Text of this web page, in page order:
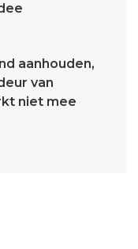
aanhouden,
van
niet mee